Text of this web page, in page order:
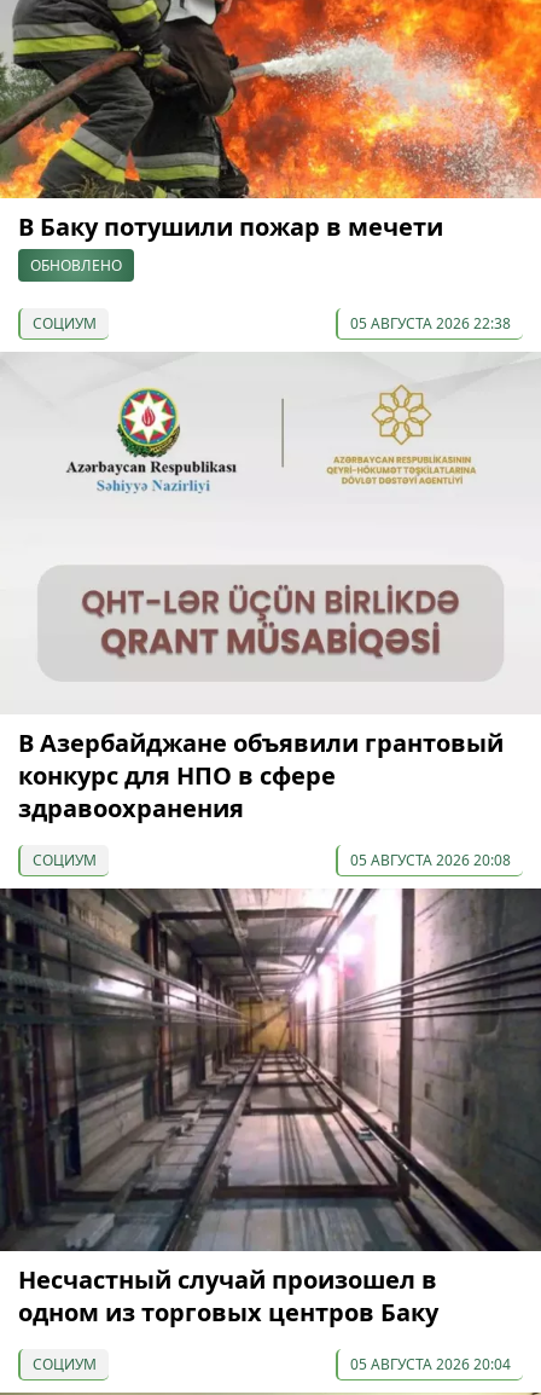
В Баку потушили пожар в мечети
ОБНОВЛЕНО
СОЦИУМ 05 АВГУСТА 2026 22:38
В Азербайджане объявили грантовый
конкурс для НПО в сфере
здравоохранения
СОЦИУМ 05 АВГУСТА 2026 20:08
Несчастный случай произошел в
одном из торговых центров Баку
СОЦИУМ 05 АВГУСТА 2026 20:04